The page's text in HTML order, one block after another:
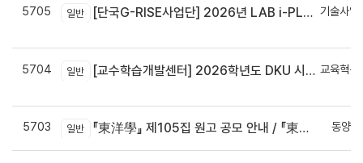
5705 일반 [단국G-RISE사업단] 2026년 LAB i-PLUG 프로그램 과제 공고(~10.9.(금)까지)
기술사업
5704 일반 [교수학습개발센터] 2026학년도 DKU 시그니처 교수법 적용 교과목 개발 신청 안내
교육혁신
5703 일반 『東洋學』 제105집 원고 공모 안내 / 『東洋學』第105輯征稿启事 / Call for Papers : The Oriental Studies, the 105th Issue 동양